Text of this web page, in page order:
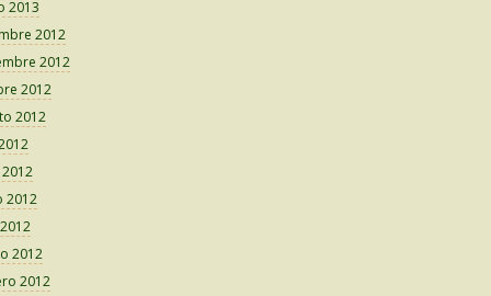
2013
2012
2012
2012
2012
2012
2012
2012